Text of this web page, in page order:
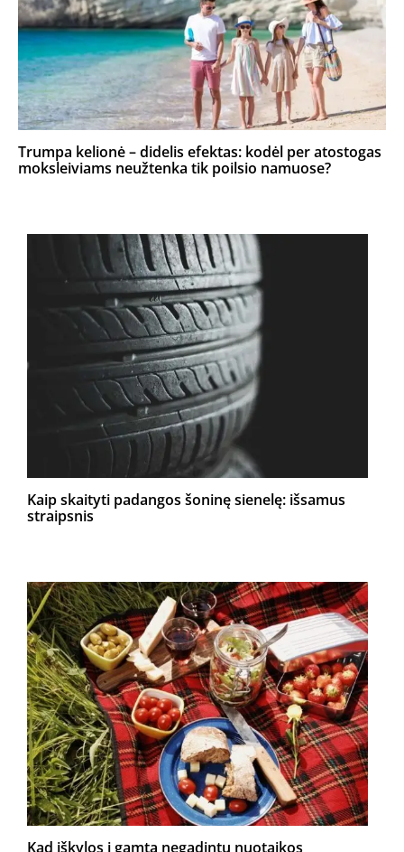
Trumpa kelionė – didelis efektas: kodėl per atostogas
moksleiviams neužtenka tik poilsio namuose?
Kaip skaityti padangos šoninę sienelę: išsamus
straipsnis
Kad iškylos į gamtą negadintų nuotaikos